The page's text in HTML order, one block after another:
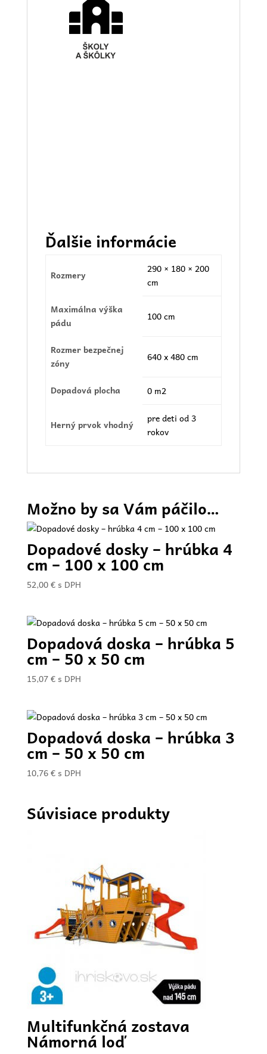
Ďalšie informácie
Rozmery
290 × 180 × 200
cm
Maximálna výška
pádu
100 cm
Rozmer bezpečnej
zóny
640 x 480 cm
Dopadová plocha 0 m2
Herný prvok vhodný
pre deti od 3
rokov
Možno by sa Vám páčilo…
Dopadové dosky – hrúbka 4
cm – 100 x 100 cm
52,00€ s DPH
Dopadová doska – hrúbka 5
cm – 50 x 50 cm
15,07€ s DPH
Dopadová doska – hrúbka 3
cm – 50 x 50 cm
10,76€ s DPH
Súvisiace produkty
Multifunkčná zostava
Námorná loď